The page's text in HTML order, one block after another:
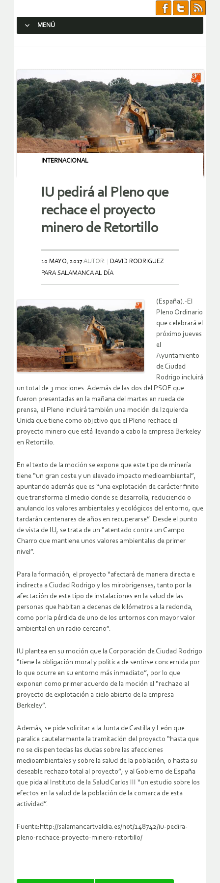
MENÚ
INTERNACIONAL
IU pedirá al Pleno que
rechace el proyecto
minero de Retortillo
10 MAYO, 2017AUTOR:
DAVID RODRIGUEZ
PARA SALAMANCA AL DÍA
(España).-El
Pleno Ordinario
que celebrará el
próximo jueves
el
Ayuntamiento
de Ciudad
Rodrigo incluirá
un total de 3 mociones. Además de las dos del PSOE que
fueron presentadas en la mañana del martes en rueda de
prensa, el Pleno incluirá también una moción de Izquierda
Unida que tiene como objetivo que el Pleno rechace el
proyecto minero que está llevando a cabo la empresa Berkeley
en Retortillo.
En el texto de la moción se expone que este tipo de minería
tiene “un gran coste y un elevado impacto medioambiental”,
apuntando además que es “una explotación de carácter finito
que transforma el medio donde se desarrolla, reduciendo o
anulando los valores ambientales y ecológicos del entorno, que
tardarán centenares de años en recuperarse”. Desde el punto
de vista de IU, se trata de un “atentado contra un Campo
Charro que mantiene unos valores ambientales de primer
nivel”.
Para la formación, el proyecto “afectará de manera directa e
indirecta a Ciudad Rodrigo y los mirobrigenses, tanto por la
afectación de este tipo de instalaciones en la salud de las
personas que habitan a decenas de kilómetros a la redonda,
como por la pérdida de uno de los entornos con mayor valor
ambiental en un radio cercano”.
IU plantea en su moción que la Corporación de Ciudad Rodrigo
“tiene la obligación moral y política de sentirse concernida por
lo que ocurre en su entorno más inmediato”, por lo que
exponen como primer acuerdo de la moción el “rechazo al
proyecto de explotación a cielo abierto de la empresa
Berkeley”.
Además, se pide solicitar a la Junta de Castilla y León que
paralice cautelarmente la tramitación del proyecto “hasta que
no se disipen todas las dudas sobre las afecciones
medioambientales y sobre la salud de la población, o hasta su
deseable rechazo total al proyecto”; y al Gobierno de España
que pida al Instituto de la Salud Carlos III “un estudio sobre los
efectos en la salud de la población de la comarca de esta
actividad”.
Fuente:http://salamancartvaldia.es/not/148742/iu-pedira-
pleno-rechace-proyecto-minero-retortillo/